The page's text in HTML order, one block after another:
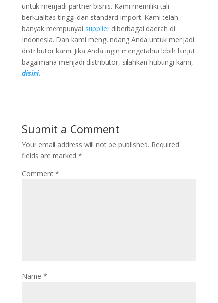
untuk menjadi partner bisnis. Kami memiliki tali
berkualitas tinggi dan standard import. Kami telah
banyak mempunyai supplierdiberbagai daerah di
Indonesia. Dan kami mengundang Anda untuk menjadi
distributor kami. Jika Anda ingin mengetahui lebih lanjut
bagaimana menjadi distributor, silahkan hubungi kami,
disini.
Submit a Comment
Your email address will not be published. Required
fields are marked *
Comment *
Name *